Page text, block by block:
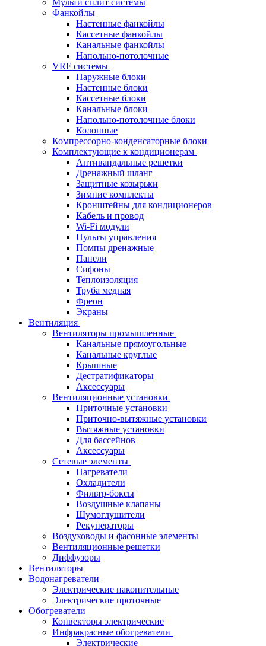
Мульти сплит системы
Фанкойлы
Настенные фанкойлы
Кассетные фанкойлы
Канальные фанкойлы
Напольно-потолочные
VRF системы
Наружные блоки
Настенные блоки
Кассетные блоки
Канальные блоки
Напольно-потолочные блоки
Колонные
Компрессорно-конденсаторные блоки
Комплектующие к кондиционерам
Антивандальные решетки
Дренажный шланг
Защитные козырьки
Зимние комплекты
Кронштейны для кондиционеров
Кабель и провод
Wi-Fi модули
Пульты управления
Помпы дренажные
Панели
Сифоны
Теплоизоляция
Труба медная
Фреон
Экраны
Вентиляция
Вентиляторы промышленные
Канальные прямоугольные
Канальные круглые
Крышные
Дестратификаторы
Аксессуары
Вентиляционные установки
Приточные установки
Приточно-вытяжные установки
Вытяжные установки
Для бассейнов
Аксессуары
Сетевые элементы
Нагреватели
Охладители
Фильтр-боксы
Воздушные клапаны
Шумоглушители
Рекуператоры
Воздуховоды и фасонные элементы
Вентиляционные решетки
Диффузоры
Вентиляторы
Водонагреватели
Электрические накопительные
Электрические проточные
Обогреватели
Конвекторы электрические
Инфракрасные обогреватели
Электрические